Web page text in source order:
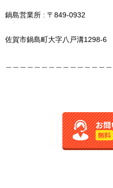
鍋島営業所 : 〒849-0932
佐賀市鍋島町大字八戸溝1298-6
＿＿＿＿＿＿＿＿＿＿＿＿＿＿
お問
無料